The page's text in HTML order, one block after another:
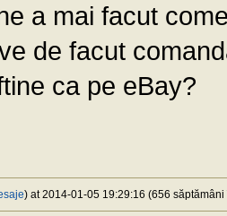
a mai facut
de facut
ca pe eBay?
) at 2014-01-05 19:29:16 (656 săptămâni